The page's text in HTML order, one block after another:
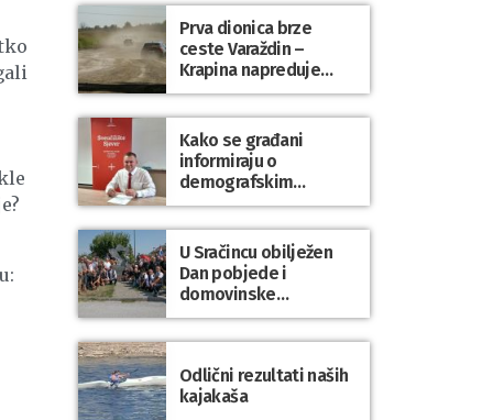
Prva dionica brze
ceste Varaždin –
Krapina napreduje
prema planu
Kako se građani
informiraju o
demografskim
mjerama? Sudjelujte u
istraživanju!
U Sračincu obilježen
Dan pobjede i
domovinske
zahvalnosti te Dan
hrvatskih branitelja
Odlični rezultati naših
kajakaša